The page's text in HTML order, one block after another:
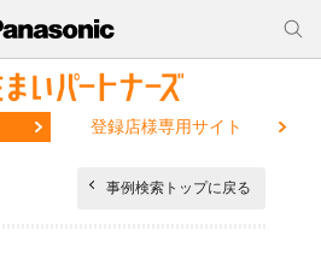
登録店様専用サイト
事例検索トップに戻る